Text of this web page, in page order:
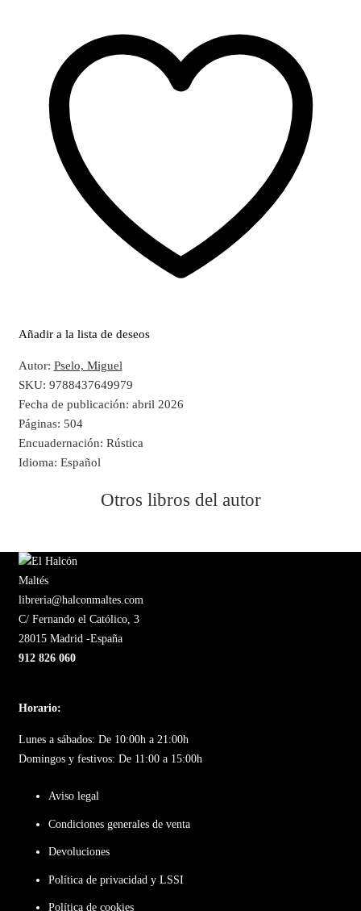
Añadir a la lista de deseos
Autor: Pselo, Miguel
SKU: 9788437649979
Fecha de publicación: abril 2026
Páginas: 504
Encuadernación: Rústica
Idioma: Español
Otros libros del autor
libreria@halconmaltes.com
C/ Fernando el Católico, 3
28015 Madrid -España
912 826 060
Horario:
Lunes a sábados: De 10:00h a 21:00h
Domingos y festivos: De 11:00 a 15:00h
Aviso legal
Condiciones generales de venta
Devoluciones
Política de privacidad y LSSI
Política de cookies